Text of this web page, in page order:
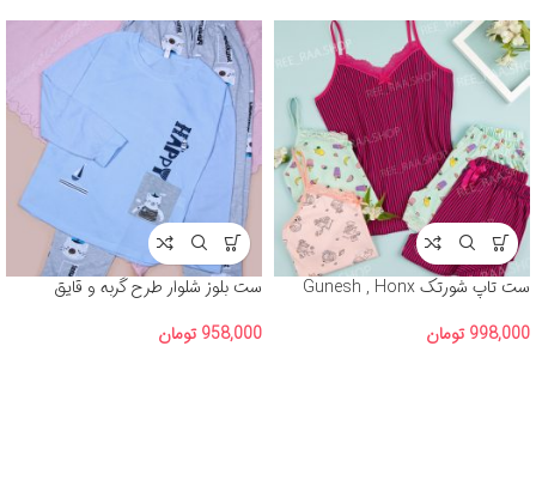
ست تاپ شورتک Gunesh , Honx
998,000 تومان
ست بلوز شلوار طرح گربه و قایق
958,000 تومان